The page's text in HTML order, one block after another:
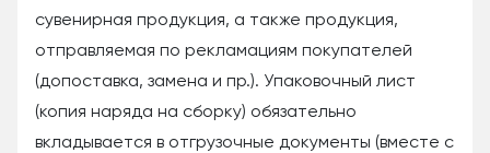
сувенирная продукция, а также продукция,
отправляемая по рекламациям покупателей
(допоставка, замена и пр.). Упаковочный лист
(копия наряда на сборку) обязательно
вкладывается в отгрузочные документы (вместе с